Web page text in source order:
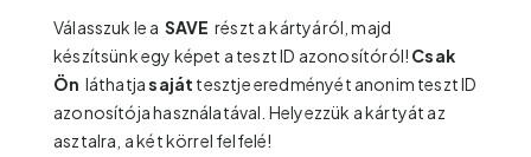
Válasszuk le a SAVE részt a kártyáról, majd
készítsünk egy képet a teszt ID azonosítóról! Csak
Ön láthatjasaját tesztje eredményét anonim teszt ID
azonosítója használatával. Helyezzük a kártyát az
asztalra, a két körrel felfelé!